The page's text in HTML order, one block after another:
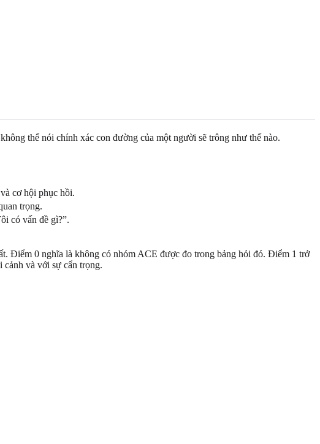
thể nói chính xác con đường của một người sẽ trông như thế nào.
cơ hội phục hồi.
trọng.
có vấn đề gì?”.
Điểm 0 nghĩa là không có nhóm ACE được đo trong bảng hỏi đó. Điểm 1 trở
cảnh và với sự cẩn trọng.